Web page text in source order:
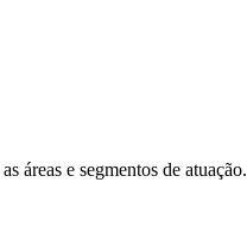
áreas e segmentos de atuação.